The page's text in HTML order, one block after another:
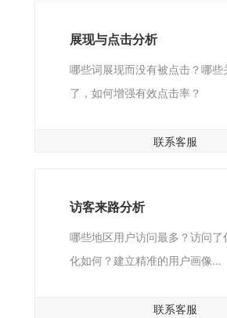
展现与点击分析
哪些词展现而没有被点击？哪
了，如何增强有效点击率？
联系客服
访客来路分析
哪些地区用户访问最多？访问
化如何？建立精准的用户画像...
联系客服